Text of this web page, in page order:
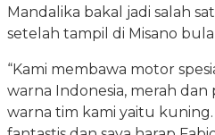
Mandalika bakal jadi salah
setelah tampil di Misano
“Kami membawa motor
warna Indonesia, merah
warna tim kami yaitu